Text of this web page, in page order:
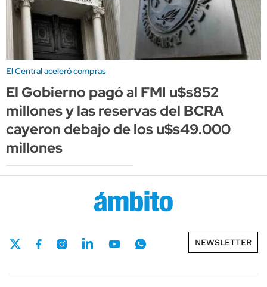
El Central aceleró compras
El Gobierno pagó al FMI u$s852
millones y las reservas del BCRA
cayeron debajo de los u$s49.000
millones
NEWSLETTER